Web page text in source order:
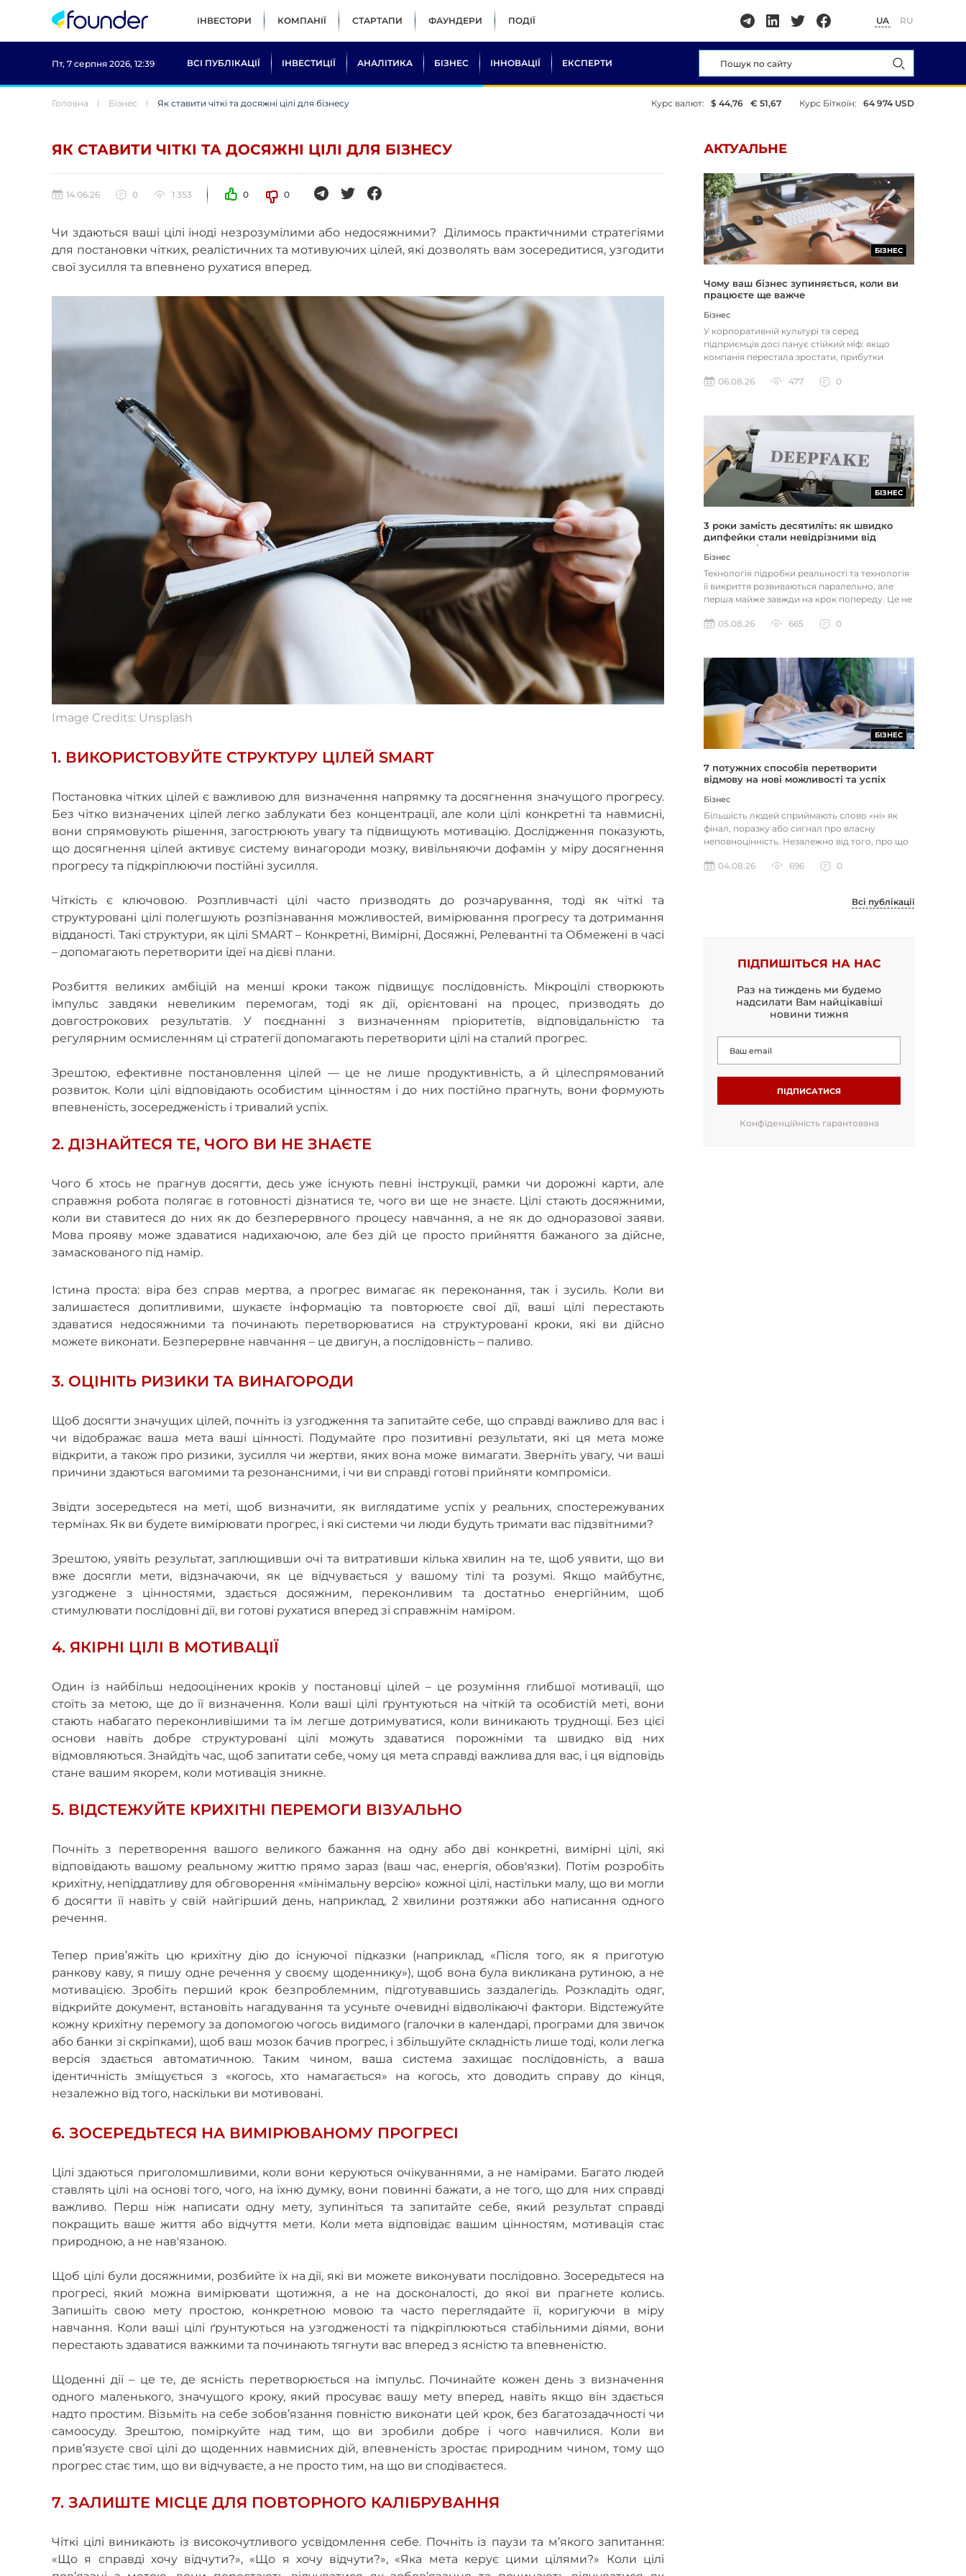
ІНВЕСТОРИ КОМПАНІЇ СТАРТАПИ ФАУНДЕРИ ПОДІЇ UA RU
Пт, 7 серпня 2026, 12:39 ВСІ ПУБЛІКАЦІЇ ІНВЕСТИЦІЇ АНАЛІТИКА БІЗНЕС ІННОВАЦІЇ ЕКСПЕРТИ
Головна Бізнес Як ставити чіткі та досяжні цілі для бізнесу Курс валют: $ 44,76 € 51,67 Курс Біткоїн: 64 974 USD
ЯК СТАВИТИ ЧІТКІ ТА ДОСЯЖНІ ЦІЛІ ДЛЯ БІЗНЕСУ
14.06.26 0 1 353 0 0
Чи здаються ваші цілі іноді незрозумілими або недосяжними? Ділимось практичними стратегіями
для постановки чітких, реалістичних та мотивуючих цілей, які дозволять вам зосередитися, узгодити
свої зусилля та впевнено рухатися вперед.
Image Credits: Unsplash
1. ВИКОРИСТОВУЙТЕ СТРУКТУРУ ЦІЛЕЙ SMART
Постановка чітких цілей є важливою для визначення напрямку та досягнення значущого прогресу.
Без чітко визначених цілей легко заблукати без концентрації, але коли цілі конкретні та навмисні,
вони спрямовують рішення, загострюють увагу та підвищують мотивацію. Дослідження показують,
що досягнення цілей активує систему винагороди мозку, вивільняючи дофамін у міру досягнення
прогресу та підкріплюючи постійні зусилля.
Чіткість є ключовою. Розпливчасті цілі часто призводять до розчарування, тоді як чіткі та
структуровані цілі полегшують розпізнавання можливостей, вимірювання прогресу та дотримання
відданості. Такі структури, як цілі SMART – Конкретні, Вимірні, Досяжні, Релевантні та Обмежені в часі
– допомагають перетворити ідеї на дієві плани.
Розбиття великих амбіцій на менші кроки також підвищує послідовність. Мікроцілі створюють
імпульс завдяки невеликим перемогам, тоді як дії, орієнтовані на процес, призводять до
довгострокових результатів. У поєднанні з визначенням пріоритетів, відповідальністю та
регулярним осмисленням ці стратегії допомагають перетворити цілі на сталий прогрес.
Зрештою, ефективне постановлення цілей — це не лише продуктивність, а й цілеспрямований
розвиток. Коли цілі відповідають особистим цінностям і до них постійно прагнуть, вони формують
впевненість, зосередженість і тривалий успіх.
2. ДІЗНАЙТЕСЯ ТЕ, ЧОГО ВИ НЕ ЗНАЄТЕ
Чого б хтось не прагнув досягти, десь уже існують певні інструкції, рамки чи дорожні карти, але
справжня робота полягає в готовності дізнатися те, чого ви ще не знаєте. Цілі стають досяжними,
коли ви ставитеся до них як до безперервного процесу навчання, а не як до одноразової заяви.
Мова прояву може здаватися надихаючою, але без дій це просто прийняття бажаного за дійсне,
замаскованого під намір.
Істина проста: віра без справ мертва, а прогрес вимагає як переконання, так і зусиль. Коли ви
залишаєтеся допитливими, шукаєте інформацію та повторюєте свої дії, ваші цілі перестають
здаватися недосяжними та починають перетворюватися на структуровані кроки, які ви дійсно
можете виконати. Безперервне навчання – це двигун, а послідовність – паливо.
3. ОЦІНІТЬ РИЗИКИ ТА ВИНАГОРОДИ
Щоб досягти значущих цілей, почніть із узгодження та запитайте себе, що справді важливо для вас і
чи відображає ваша мета ваші цінності. Подумайте про позитивні результати, які ця мета може
відкрити, а також про ризики, зусилля чи жертви, яких вона може вимагати. Зверніть увагу, чи ваші
причини здаються вагомими та резонансними, і чи ви справді готові прийняти компроміси.
Звідти зосередьтеся на меті, щоб визначити, як виглядатиме успіх у реальних, спостережуваних
термінах. Як ви будете вимірювати прогрес, і які системи чи люди будуть тримати вас підзвітними?
Зрештою, уявіть результат, заплющивши очі та витративши кілька хвилин на те, щоб уявити, що ви
вже досягли мети, відзначаючи, як це відчувається у вашому тілі та розумі. Якщо майбутнє,
узгоджене з цінностями, здається досяжним, переконливим та достатньо енергійним, щоб
стимулювати послідовні дії, ви готові рухатися вперед зі справжнім наміром.
4. ЯКІРНІ ЦІЛІ В МОТИВАЦІЇ
Один із найбільш недооцінених кроків у постановці цілей – це розуміння глибшої мотивації, що
стоїть за метою, ще до її визначення. Коли ваші цілі ґрунтуються на чіткій та особистій меті, вони
стають набагато переконливішими та їм легше дотримуватися, коли виникають труднощі. Без цієї
основи навіть добре структуровані цілі можуть здаватися порожніми та швидко від них
відмовляються. Знайдіть час, щоб запитати себе, чому ця мета справді важлива для вас, і ця відповідь
стане вашим якорем, коли мотивація зникне.
5. ВІДСТЕЖУЙТЕ КРИХІТНІ ПЕРЕМОГИ ВІЗУАЛЬНО
Почніть з перетворення вашого великого бажання на одну або дві конкретні, вимірні цілі, які
відповідають вашому реальному життю прямо зараз (ваш час, енергія, обов'язки). Потім розробіть
крихітну, непіддатливу для обговорення «мінімальну версію» кожної цілі, настільки малу, що ви могли
б досягти її навіть у свій найгірший день, наприклад, 2 хвилини розтяжки або написання одного
речення.
Тепер прив’яжіть цю крихітну дію до існуючої підказки (наприклад, «Після того, як я приготую
ранкову каву, я пишу одне речення у своєму щоденнику»), щоб вона була викликана рутиною, а не
мотивацією. Зробіть перший крок безпроблемним, підготувавшись заздалегідь. Розкладіть одяг,
відкрийте документ, встановіть нагадування та усуньте очевидні відволікаючі фактори. Відстежуйте
кожну крихітну перемогу за допомогою чогось видимого (галочки в календарі, програми для звичок
або банки зі скріпками), щоб ваш мозок бачив прогрес, і збільшуйте складність лише тоді, коли легка
версія здається автоматичною. Таким чином, ваша система захищає послідовність, а ваша
ідентичність зміщується з «когось, хто намагається» на когось, хто доводить справу до кінця,
незалежно від того, наскільки ви мотивовані.
6. ЗОСЕРЕДЬТЕСЯ НА ВИМІРЮВАНОМУ ПРОГРЕСІ
Цілі здаються приголомшливими, коли вони керуються очікуваннями, а не намірами. Багато людей
ставлять цілі на основі того, чого, на їхню думку, вони повинні бажати, а не того, що для них справді
важливо. Перш ніж написати одну мету, зупиніться та запитайте себе, який результат справді
покращить ваше життя або відчуття мети. Коли мета відповідає вашим цінностям, мотивація стає
природною, а не нав'язаною.
Щоб цілі були досяжними, розбийте їх на дії, які ви можете виконувати послідовно. Зосередьтеся на
прогресі, який можна вимірювати щотижня, а не на досконалості, до якої ви прагнете колись.
Запишіть свою мету простою, конкретною мовою та часто переглядайте її, коригуючи в міру
навчання. Коли ваші цілі ґрунтуються на узгодженості та підкріплюються стабільними діями, вони
перестають здаватися важкими та починають тягнути вас вперед з ясністю та впевненістю.
Щоденні дії – це те, де ясність перетворюється на імпульс. Починайте кожен день з визначення
одного маленького, значущого кроку, який просуває вашу мету вперед, навіть якщо він здається
надто простим. Візьміть на себе зобов’язання повністю виконати цей крок, без багатозадачності чи
самоосуду. Зрештою, поміркуйте над тим, що ви зробили добре і чого навчилися. Коли ви
прив’язуєте свої цілі до щоденних навмисних дій, впевненість зростає природним чином, тому що
прогрес стає тим, що ви відчуваєте, а не просто тим, на що ви сподіваєтеся.
7. ЗАЛИШТЕ МІСЦЕ ДЛЯ ПОВТОРНОГО КАЛІБРУВАННЯ
Чіткі цілі виникають із високочутливого усвідомлення себе. Почніть із паузи та м’якого запитання:
«Що я справді хочу відчути?», «Що я хочу відчути?», «Яка мета керує цими цілями?» Коли цілі
АКТУАЛЬНЕ
БІЗНЕС
Чому ваш бізнес зупиняється, коли ви
працюєте ще важче
Бізнес
У корпоративній культурі та серед
підприємців досі панує стійкий міф: якщо
компанія перестала зростати, прибутки
06.08.26
477 0
БІЗНЕС
3 роки замість десятиліть: як швидко
дипфейки стали невідрізними від
реальності
Бізнес
Технологія підробки реальності та технологія
її викриття розвиваються паралельно, але
перша майже завжди на крок попереду. Це не
05.08.26
665 0
БІЗНЕС
7 потужних способів перетворити
відмову на нові можливості та успіх
Бізнес
Більшість людей сприймають слово «ні» як
фінал, поразку або сигнал про власну
неповноцінність. Незалежно від того, про що
04.08.26
696 0
Всі публікації
ПІДПИШІТЬСЯ НА НАС
Раз на тиждень ми будемо
надсилати Вам найцікавіші
новини тижня
ПІДПИСАТИСЯ
Конфіденційність гарантована